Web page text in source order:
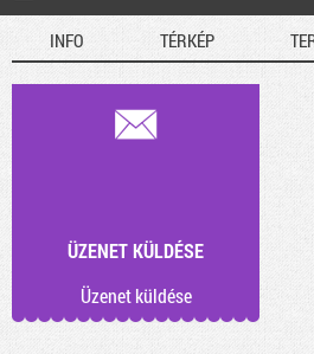
INFO TÉRKÉP
ÜZENET KÜLDÉSE
Üzenet küldése